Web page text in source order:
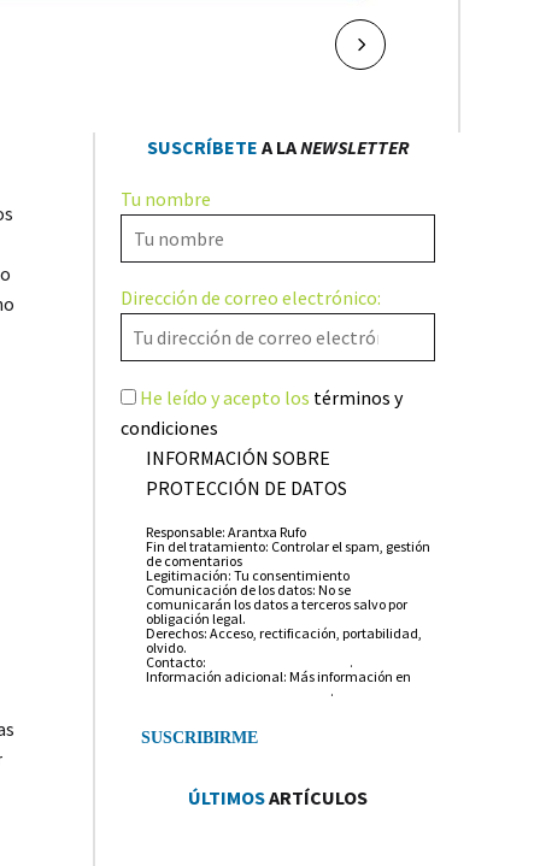
NAVEGACIÓN
Sig.
SUSCRÍBETE A LANEWSLETTER
Tu nombre
Dirección de correo electrónico:
He leído y acepto los términos y
condiciones
INFORMACIÓN SOBRE
PROTECCIÓN DE DATOS
Responsable: Arantxa Rufo
Fin del tratamiento: Controlar el spam, gestión
de comentarios
Legitimación: Tu consentimiento
Comunicación de los datos: No se
comunicarán los datos a terceros salvo por
obligación legal.
Derechos: Acceso, rectificación, portabilidad,
olvido.
Contacto:
.
Información adicional: Más información en
.
ÚLTIMOSARTÍCULOS